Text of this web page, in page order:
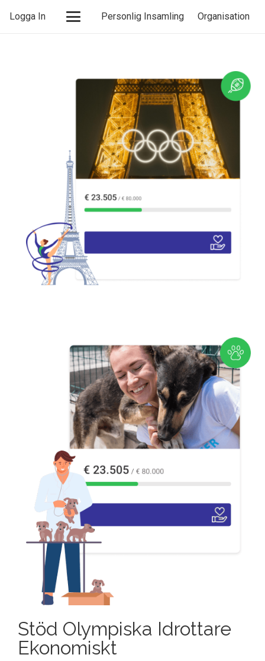
Logga In Personlig Insamling Organisation
Stöd Olympiska Idrottare
Ekonomiskt